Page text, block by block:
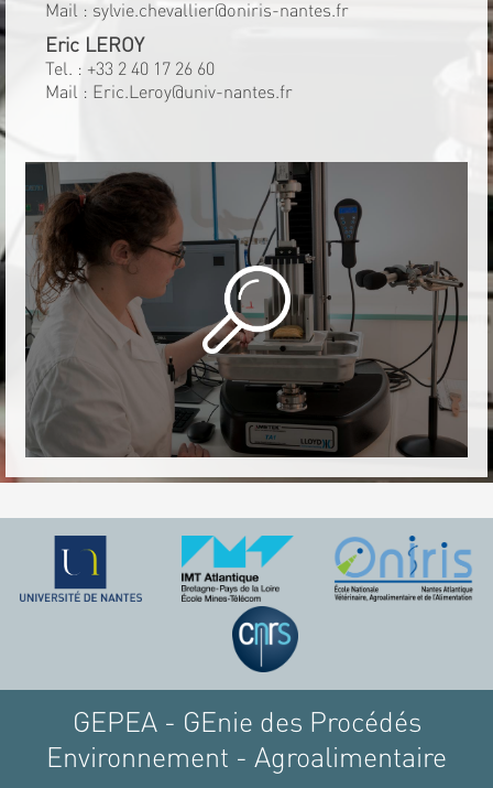
Mail : sylvie.chevallier@oniris-nantes.fr
Eric LEROY
Tel. : +33 2 40 17 26 60
Mail : Eric.Leroy@univ-nantes.fr
GEPEA - GEnie des Procédés
Environnement - Agroalimentaire